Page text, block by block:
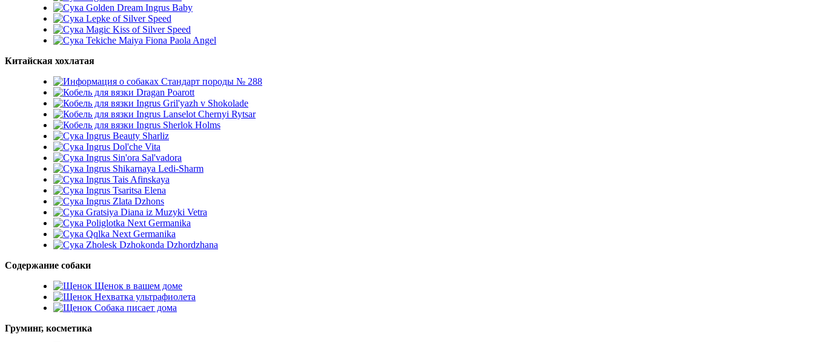
Golden Dream Ingrus Baby
Lepke of Silver Speed
Magic Kiss of Silver Speed
Tekiche Maiya Fiona Paola Angel
Китайская хохлатая
Стандарт породы № 288
Dragan Poarott
Ingrus Gril'yazh v Shokolade
Ingrus Lanselot Chernyi Rytsar
Ingrus Sherlok Holms
Ingrus Beauty Sharliz
Ingrus Dol'che Vita
Ingrus Sin'ora Sal'vadora
Ingrus Shikarnaya Ledi-Sharm
Ingrus Tais Afinskaya
Ingrus Tsaritsa Elena
Ingrus Zlata Dzhons
Gratsiya Diana iz Muzyki Vetra
Poliglotka Next Germanika
Qqlka Next Germanika
Zholesk Dzhokonda Dzhordzhana
Содержание собаки
Щенок в вашем доме
Нехватка ультрафиолета
Собака писает дома
Груминг, косметика